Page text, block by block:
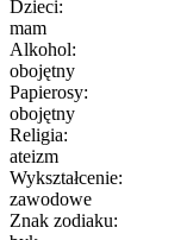
Dzieci:
mam
Alkohol:
obojętny
Papierosy:
obojętny
Religia:
ateizm
Wykształcenie:
zawodowe
Znak zodiaku: